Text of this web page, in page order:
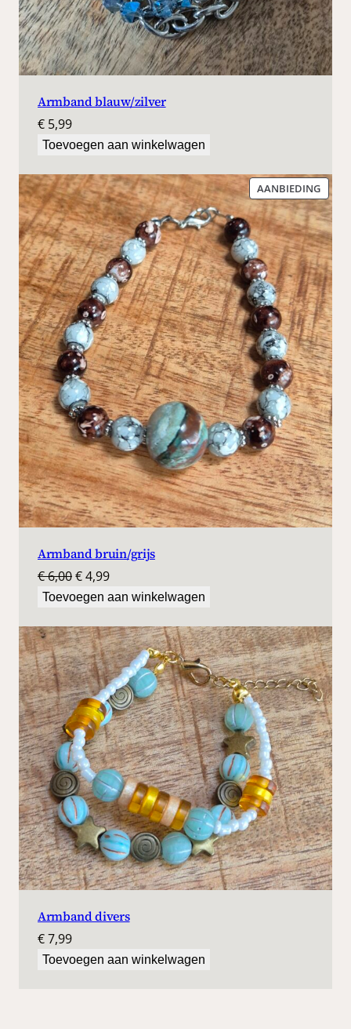
Armband blauw/zilver
€ 5,99
Toevoegen aan winkelwagen
AANBIEDING
IN
DE
Armband bruin/grijs
€6,00Oorspronkelijke
prijs
€ 6,00.
€4,99Huidige
prijs
€ 4,99.
Toevoegen aan winkelwagen
Armband divers
€7,99
Toevoegen aan winkelwagen